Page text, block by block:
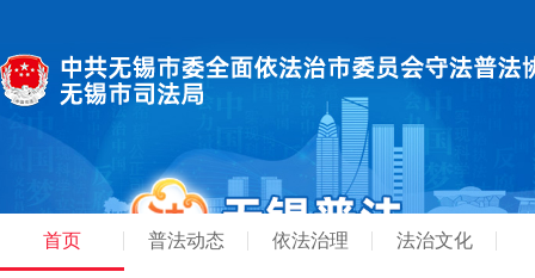
首页 普法动态 依法治理 法治文化